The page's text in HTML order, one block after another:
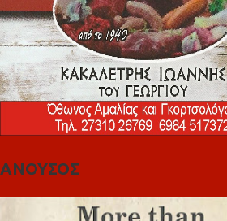
ΑΝΟΥΣΟΣ